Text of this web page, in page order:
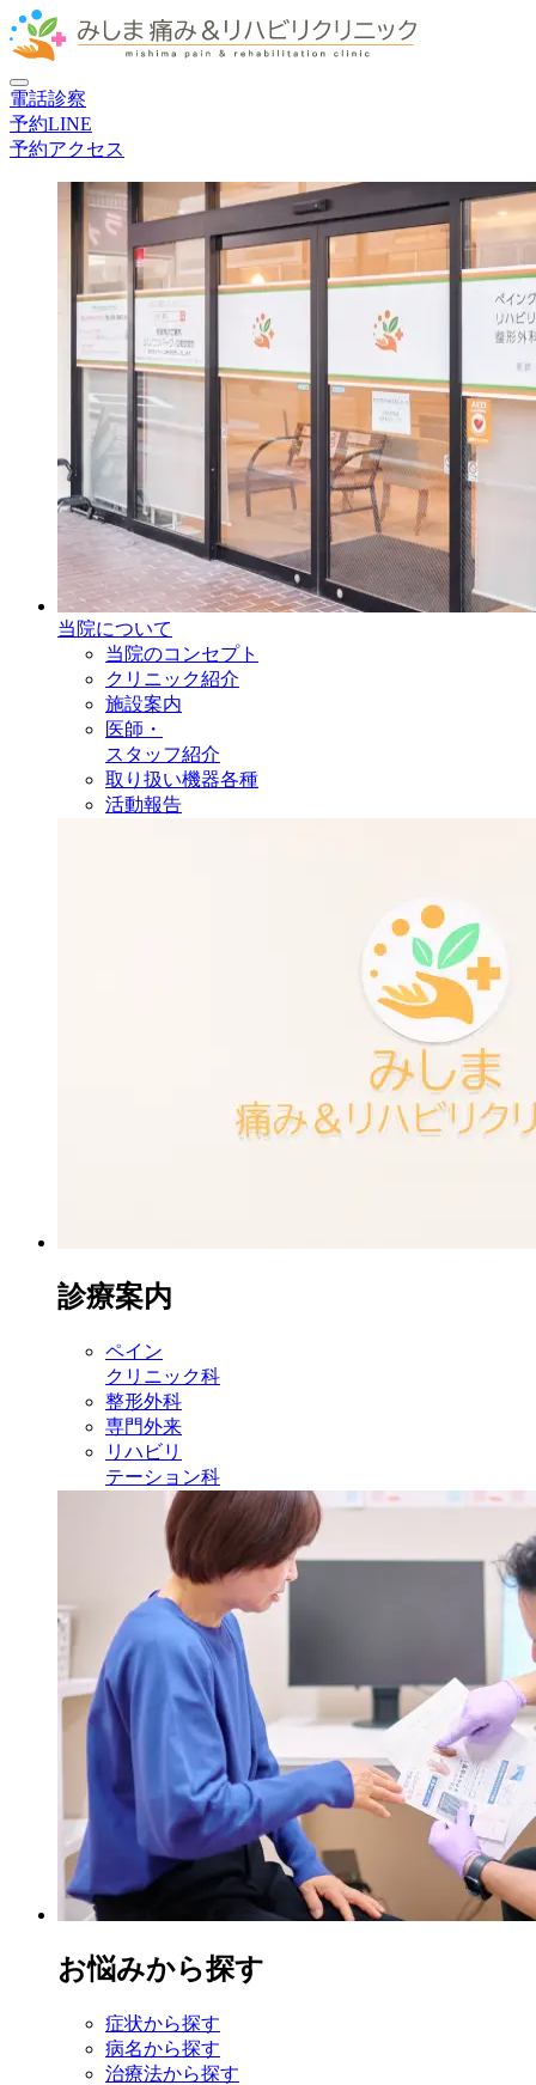
電話診察
予約LINE
予約アクセス
当院について
当院のコンセプト
クリニック紹介
施設案内
医師・
スタッフ紹介
取り扱い機器各種
活動報告
診療案内
ペイン
クリニック科
整形外科
専門外来
リハビリ
テーション科
お悩みから探す
症状から探す
病名から探す
治療法から探す